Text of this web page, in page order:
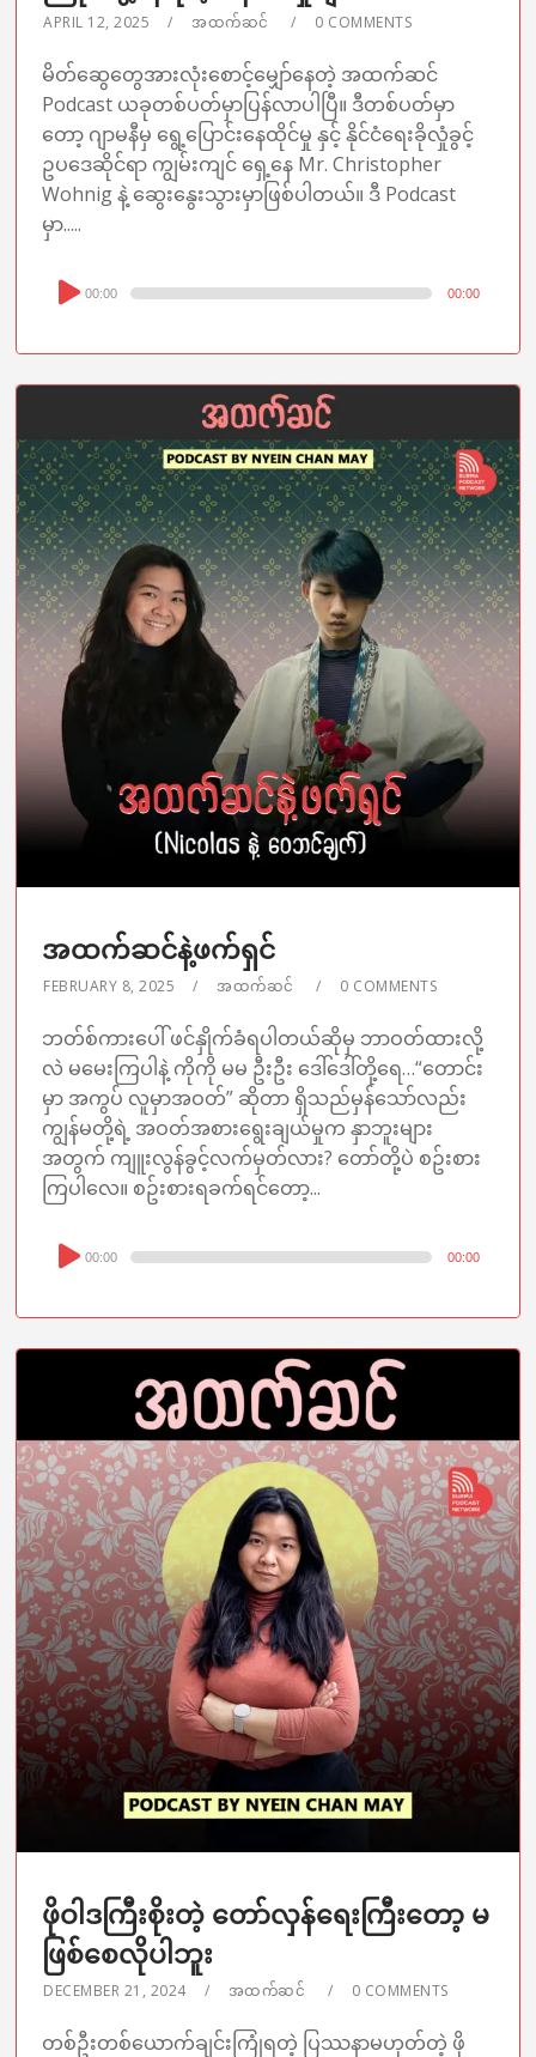
APRIL 12, 2025 အထက်ဆင် 0 COMMENTS
မိတ်ဆွေတွေအားလုံးစောင့်မျှော်နေတဲ့ အထက်ဆင်
Podcast ယခုတစ်ပတ်မှာပြန်လာပါပြီ။ ဒီတစ်ပတ်မှာ
တော့ ဂျာမနီမှ ရွေ့ပြောင်းနေထိုင်မှု နှင့် နိုင်ငံရေးခိုလှုံခွင့်
ဥပဒေဆိုင်ရာ ကျွမ်းကျင် ရှေ့နေ Mr. Christopher
Wohnig နဲ့ ဆွေးနွေးသွားမှာဖြစ်ပါတယ်။ ဒီ Podcast
မှာ.....
Audio
Player
00:00 00:00
အထက်ဆင်နဲ့ဖက်ရှင်
FEBRUARY 8, 2025 အထက်ဆင် 0 COMMENTS
ဘတ်စ်ကားပေါ် ဖင်နှိုက်ခံရပါတယ်ဆိုမှ ဘာဝတ်ထားလို့
လဲ မမေးကြပါနဲ့ ကိုကို မမ ဦးဦး ဒေါ်ဒေါ်တို့ရေ…“တောင်း
မှာ အကွပ် လူမှာအဝတ်” ဆိုတာ ရှိသည်မှန်သော်လည်း
ကျွန်မတို့ရဲ့ အဝတ်အစားရွေးချယ်မှုက နှာဘူးများ
အတွက် ကျူးလွန်ခွင့်လက်မှတ်လား? တော်တို့ပဲ စဥ်းစား
ကြပါလေ။ စဥ်းစားရခက်ရင်တော့...
Audio
Player
00:00 00:00
ဖိုဝါဒကြီးစိုးတဲ့ တော်လှန်ရေးကြီးတော့ မ
ဖြစ်စေလိုပါဘူး
DECEMBER 21, 2024 အထက်ဆင် 0 COMMENTS
တစ်ဦးတစ်ယောက်ချင်းကြုံရတဲ့ ပြဿနာမဟုတ်တဲ့ ဖို